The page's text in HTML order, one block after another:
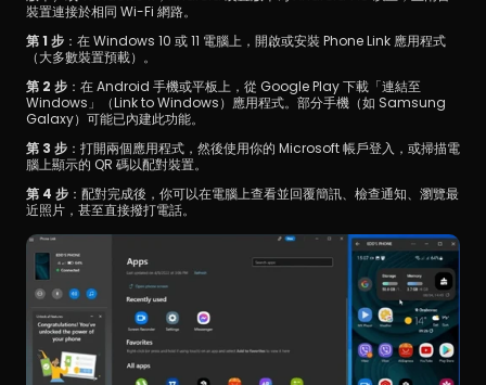
裝置連接於相同 Wi-Fi 網路。
第 1 步 ：在 Windows 10 或 11 電腦上，開啟或安裝 Phone Link 應用程式
（大多數裝置預載）。
第 2 步 ：在 Android 手機或平板上，從 Google Play 下載「連結至
Windows」（Link to Windows）應用程式。部分手機（如 Samsung
Galaxy）可能已內建此功能。
第 3 步 ：打開兩個應用程式，然後使用你的 Microsoft 帳戶登入，或掃描電
腦上顯示的 QR 碼以配對裝置。
第 4 步 ：配對完成後，你可以在電腦上查看並回覆簡訊、檢查通知、瀏覽最
近照片，甚至直接撥打電話。